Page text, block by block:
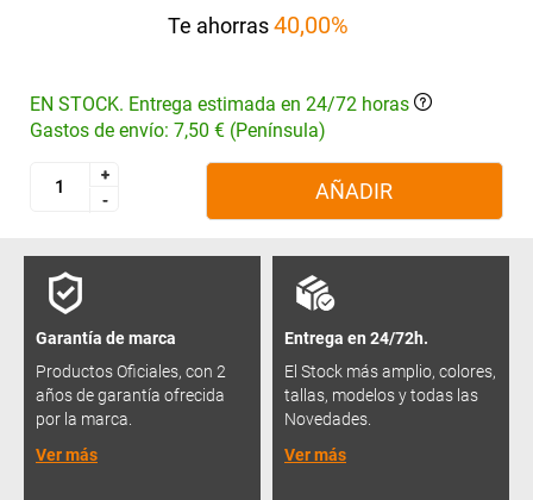
Te ahorras40,00%
EN STOCK. Entrega estimada en 24/72 horas
Gastos de envío: 7,50 € (Península)
+
-
+
-
AÑADIR
Garantía de marca
Productos Oficiales, con 2
años de garantía ofrecida
por la marca.
Ver más
Entrega en 24/72h.
El Stock más amplio, colores,
tallas, modelos y todas las
Novedades.
Ver más